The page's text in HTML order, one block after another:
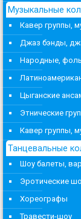
Музыкальные
Кавер группы,
Джаз бэнды,
Народные,
Цыганские
Этнические
Кавер группы,
Танцевальные
Шоу балеты,
Эротические
Хореографы
Травести-шоу